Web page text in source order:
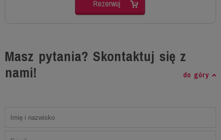
Rezerwuj
Masz pytania? Skontaktuj się z
nami!
do góry